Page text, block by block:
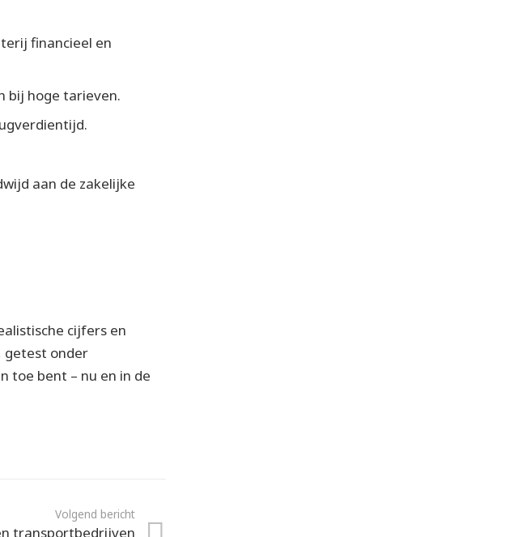
financieel en
bij hoge tarieven.
aan de zakelijke
cijfers en
getest onder
toe bent – nu en in de
Volgend bericht
transportbedrijven